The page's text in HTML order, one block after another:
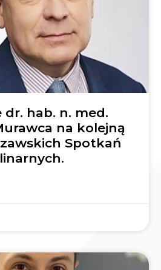
dr. hab. n. med.
na kolejną
Spotkań